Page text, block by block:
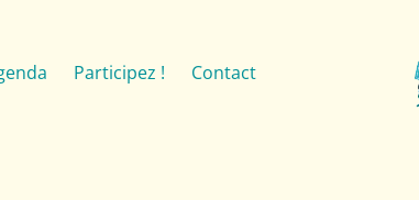
Participez ! Contact